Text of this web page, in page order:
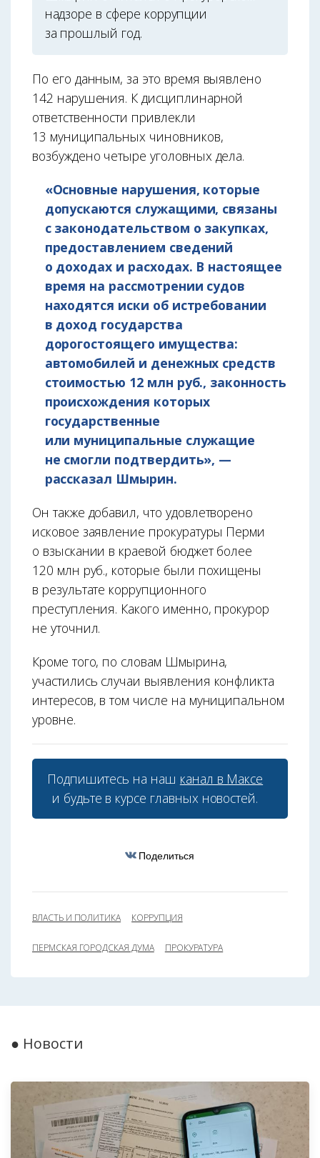
надзоре в сфере коррупции
за прошлый год.
По его данным, за это время выявлено
142 нарушения. К дисциплинарной
ответственности привлекли
13 муниципальных чиновников,
возбуждено четыре уголовных дела.
«Основные нарушения, которые
допускаются служащими, связаны
с законодательством о закупках,
предоставлением сведений
о доходах и расходах. В настоящее
время на рассмотрении судов
находятся иски об истребовании
в доход государства
дорогостоящего имущества:
автомобилей и денежных средств
стоимостью 12 млн руб., законность
происхождения которых
государственные
или муниципальные служащие
не смогли подтвердить», —
рассказал Шмырин.
Он также добавил, что удовлетворено
исковое заявление прокуратуры Перми
о взыскании в краевой бюджет более
120 млн руб., которые были похищены
в результате коррупционного
преступления. Какого именно, прокурор
не уточнил.
Кроме того, по словам Шмырина,
участились случаи выявления конфликта
интересов, в том числе на муниципальном
уровне.
Подпишитесь на наш канал в Максе
и будьте в курсе главных новостей.
Поделиться
ВЛАСТЬ И ПОЛИТИКА КОРРУПЦИЯ
ПЕРМСКАЯ ГОРОДСКАЯ ДУМА ПРОКУРАТУРА
● Новости